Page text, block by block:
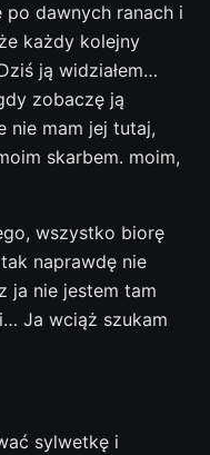
po dawnych ranach i
każdy kolejny
ją widziałem…
zobaczę ją
nie mam jej tutaj,
skarbem. moim,
wszystko biorę
naprawdę nie
ja nie jestem tam
Ja wciąż szukam
sylwetkę i